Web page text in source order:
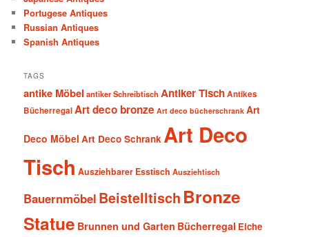
Portugese Antiques
Russian Antiques
Spanish Antiques
TAGS
antike Möbel antiker Schreibtisch Antiker TischAntikes
BücherregalArt deco bronze Art deco bücherschrank Art
Deco Möbel Art Deco Schrank Art Deco
Tisch Ausziehbarer Esstisch Ausziehtisch
Bauernmöbel Beistelltisch Bronze
Statue Brunnen und Garten Bücherregal Eiche